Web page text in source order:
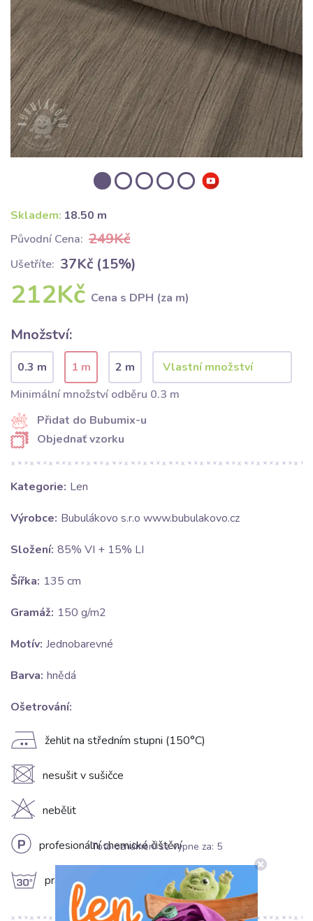
Skladem: 18.50 m
Původní Cena: 249Kč
Ušetříte: 37Kč (15%)
212Kč Cena s DPH (za m)
Množství:
0.3 m 1 m
2 m
Minimální množství odběru 0.3 m
Přidat do Bubumix-u
Objednať vzorku
Kategorie: Len
Výrobce: Bubulákovo s.r.o www.bubulakovo.cz
Složení: 85% VI + 15% LI
Šířka: 135 cm
Gramáž: 150 g/m2
Motív: Jednobarevné
Barva: hnědá
Ošetrování:
E žehlit na středním stupni (150°C)
U nesušit v sušičce
H nebělit
L profesionální chemické čištění
g prát na 30°C
Toto oznámení se vypne za: 5